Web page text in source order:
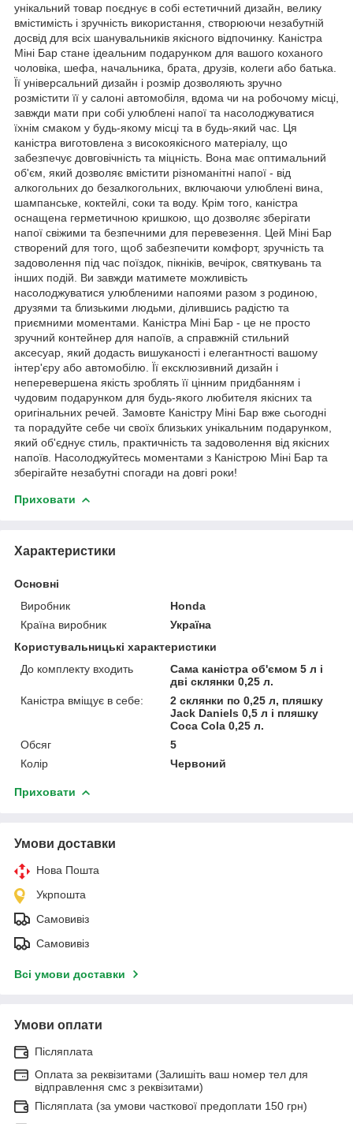
унікальний товар поєднує в собі естетичний дизайн, велику
вмістимість і зручність використання, створюючи незабутній
досвід для всіх шанувальників якісного відпочинку. Каністра
Міні Бар стане ідеальним подарунком для вашого коханого
чоловіка, шефа, начальника, брата, друзів, колеги або батька.
Її універсальний дизайн і розмір дозволяють зручно
розмістити її у салоні автомобіля, вдома чи на робочому місці,
завжди мати при собі улюблені напої та насолоджуватися
їхнім смаком у будь-якому місці та в будь-який час. Ця
каністра виготовлена з високоякісного матеріалу, що
забезпечує довговічність та міцність. Вона має оптимальний
об'єм, який дозволяє вмістити різноманітні напої - від
алкогольних до безалкогольних, включаючи улюблені вина,
шампанське, коктейлі, соки та воду. Крім того, каністра
оснащена герметичною кришкою, що дозволяє зберігати
напої свіжими та безпечними для перевезення. Цей Міні Бар
створений для того, щоб забезпечити комфорт, зручність та
задоволення під час поїздок, пікніків, вечірок, святкувань та
інших подій. Ви завжди матимете можливість
насолоджуватися улюбленими напоями разом з родиною,
друзями та близькими людьми, ділившись радістю та
приємними моментами. Каністра Міні Бар - це не просто
зручний контейнер для напоїв, а справжній стильний
аксесуар, який додасть вишуканості і елегантності вашому
інтер'єру або автомобілю. Її ексклюзивний дизайн і
неперевершена якість зроблять її цінним придбанням і
чудовим подарунком для будь-якого любителя якісних та
оригінальних речей. Замовте Каністру Міні Бар вже сьогодні
та порадуйте себе чи своїх близьких унікальним подарунком,
який об'єднує стиль, практичність та задоволення від якісних
напоїв. Насолоджуйтесь моментами з Каністрою Міні Бар та
зберігайте незабутні спогади на довгі роки!
Приховати
Характеристики
Основні
Виробник
Honda
Країна виробник
Україна
Користувальницькі характеристики
До комплекту входить
Сама каністра об'ємом 5 л і
дві склянки 0,25 л.
Каністра вміщує в себе:
2 склянки по 0,25 л, пляшку
Jack Daniels 0,5 л і пляшку
Coca Cola 0,25 л.
Обсяг
5
Колір
Червоний
Приховати
Умови доставки
Нова Пошта
Укрпошта
Самовивіз
Самовивіз
Всі умови доставки
Умови оплати
Післяплата
Оплата за реквізитами (Залишіть ваш номер тел для
відправлення смс з реквізитами)
Післяплата (за умови часткової предоплати 150 грн)